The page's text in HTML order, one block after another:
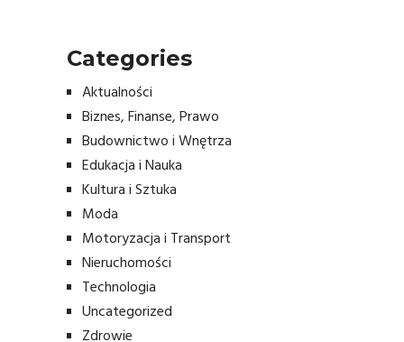
Categories
Aktualności
Biznes, Finanse, Prawo
Budownictwo i Wnętrza
Edukacja i Nauka
Kultura i Sztuka
Moda
Motoryzacja i Transport
Nieruchomości
Technologia
Uncategorized
Zdrowie